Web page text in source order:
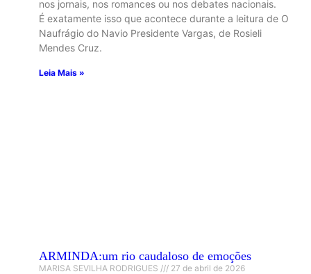
nos jornais, nos romances ou nos debates nacionais.
É exatamente isso que acontece durante a leitura de O
Naufrágio do Navio Presidente Vargas, de Rosieli
Mendes Cruz.
Leia Mais »
ARMINDA:um rio caudaloso de emoções
MARISA SEVILHA RODRIGUES 27 de abril de 2026